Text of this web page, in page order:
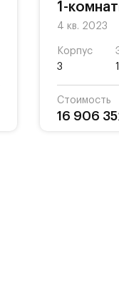
1-
4 кв. 2023
Корпус
3
Стоимость
16 906